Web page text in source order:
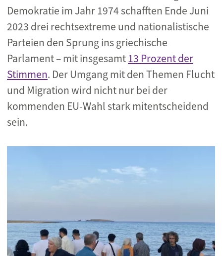
Demokratie im Jahr 1974 schafften Ende Juni
2023 drei rechtsextreme und nationalistische
Parteien den Sprung ins griechische
Parlament – mit insgesamt13 Prozent der
Stimmen. Der Umgang mit den Themen Flucht
und Migration wird nicht nur bei der
kommenden EU-Wahl stark mitentscheidend
sein.